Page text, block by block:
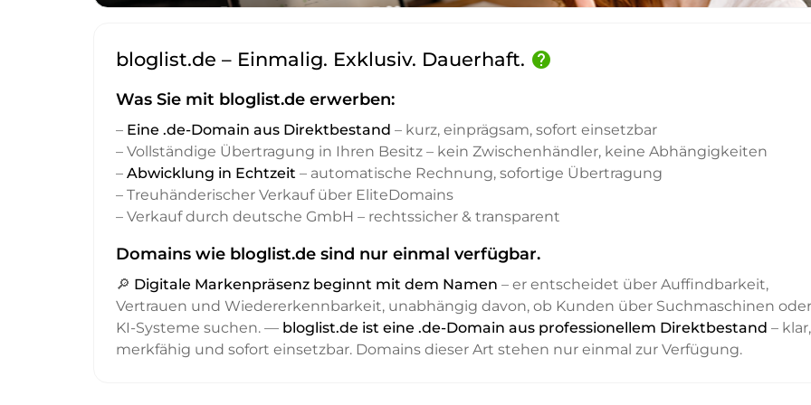
bloglist.de – Einmalig. Exklusiv. Dauerhaft. help
Was Sie mit bloglist.de erwerben:
– Eine .de-Domain aus Direktbestand – kurz, einprägsam, sofort einsetzbar
– Vollständige Übertragung in Ihren Besitz – kein Zwischenhändler, keine Abhängigkeiten
– Abwicklung in Echtzeit – automatische Rechnung, sofortige Übertragung
– Treuhänderischer Verkauf über EliteDomains
– Verkauf durch deutsche GmbH – rechtssicher & transparent
Domains wie bloglist.de sind nur einmal verfügbar.
🔎 Digitale Markenpräsenz beginnt mit dem Namen – er entscheidet über Auffindbarkeit,
Vertrauen und Wiedererkennbarkeit, unabhängig davon, ob Kunden über Suchmaschinen oder
KI-Systeme suchen. — bloglist.de ist eine .de-Domain aus professionellem Direktbestand – klar,
merkfähig und sofort einsetzbar. Domains dieser Art stehen nur einmal zur Verfügung.